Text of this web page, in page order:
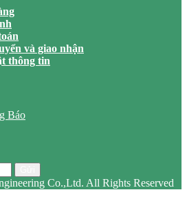
và giao nhận
thông tin
Co.,Ltd. All Rights Reserved